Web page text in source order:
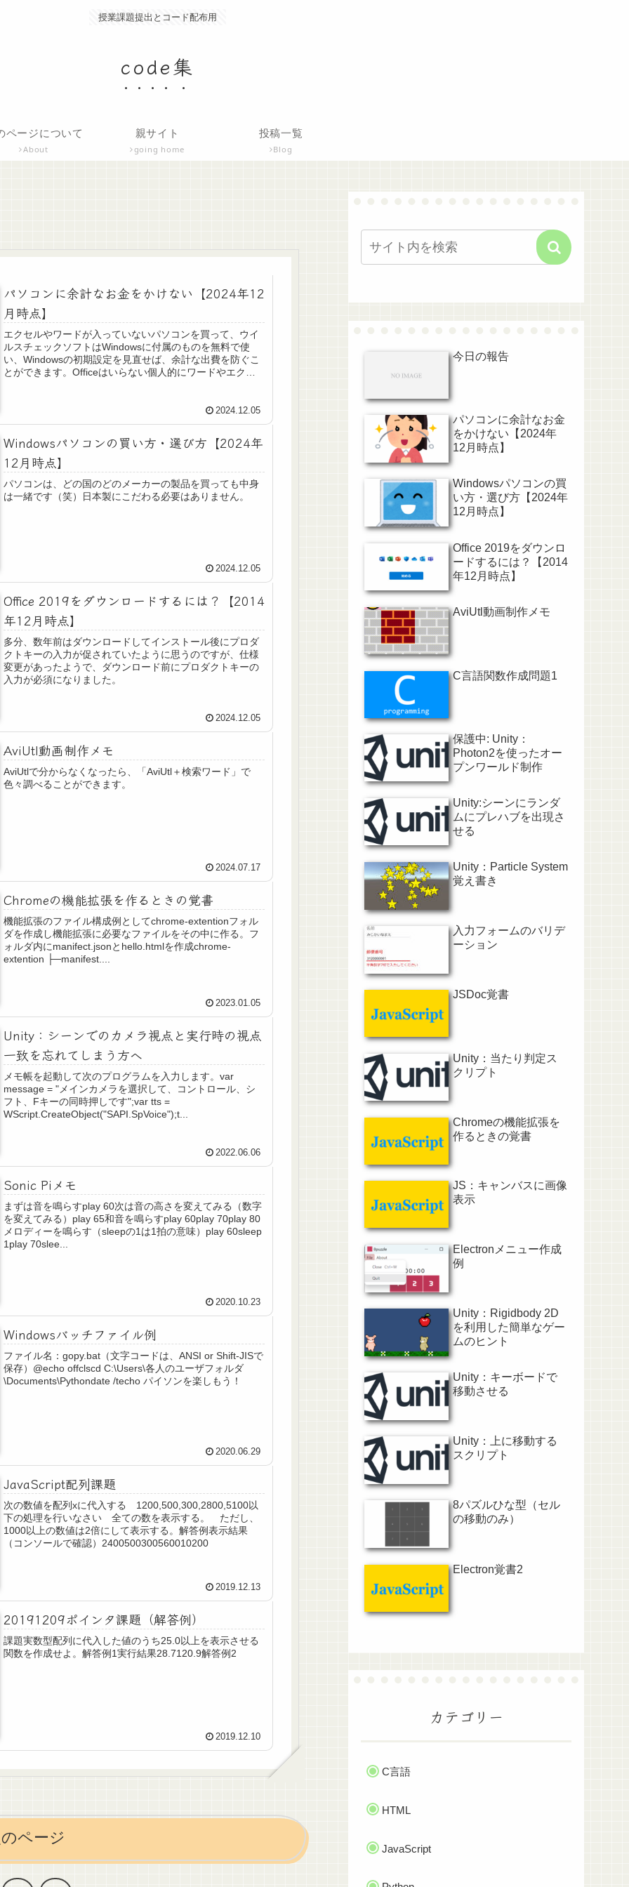
授業課題提出とコード配布用
code集
ページについて
About
親サイト
going home
投稿一覧
Blog
パソコンに余計なお金をかけない【2024年12
月時点】
エクセルやワードが入っていないパソコンを買って、ウイ
ルスチェックソフトはWindowsに付属のものを無料で使
い、Windowsの初期設定を見直せば、余計な出費を防ぐこ
とができます。Officeはいらない個人的にワードやエクセ
2024.12.05
Windowsパソコンの買い方・選び方【2024年
12月時点】
パソコンは、どの国のどのメーカーの製品を買っても中身
は一緒です（笑）日本製にこだわる必要はありません。
2024.12.05
Office 2019をダウンロードするには？【2014
年12月時点】
多分、数年前はダウンロードしてインストール後にプロダ
クトキーの入力が促されていたように思うのですが、仕様
変更があったようで、ダウンロード前にプロダクトキーの
入力が必須になりました。
2024.12.05
AviUtl動画制作メモ
AviUtlで分からなくなったら、「AviUtl＋検索ワード」で
色々調べることができます。
2024.07.17
Chromeの機能拡張を作るときの覚書
機能拡張のファイル構成例としてchrome-extentionフォル
ダを作成し機能拡張に必要なファイルをその中に作る。フ
ォルダ内にmanifect.jsonとhello.htmlを作成chrome-
extention ├─manifest....
2023.01.05
Unity：シーンでのカメラ視点と実行時の視点
一致を忘れてしまう方へ
メモ帳を起動して次のプログラムを入力します。var
message = "メインカメラを選択して、コントロール、シ
フト、Fキーの同時押しです";var tts =
WScript.CreateObject("SAPI.SpVoice");t...
2022.06.06
Sonic Piメモ
まずは音を鳴らすplay 60次は音の高さを変えてみる（数字
を変えてみる）play 65和音を鳴らすplay 60play 70play 80
メロディーを鳴らす（sleepの1は1拍の意味）play 60sleep
1play 70slee...
2020.10.23
Windowsバッチファイル例
ファイル名：gopy.bat（文字コードは、ANSI or Shift-JISで
保存）@echo offclscd C:\Users\各人のユーザフォルダ
\Documents\Pythondate /techo パイソンを楽しもう！
2020.06.29
JavaScript配列課題
次の数値を配列xに代入する 1200,500,300,2800,5100以
下の処理を行いなさい 全ての数を表示する。 ただし、
1000以上の数値は2倍にして表示する。解答例表示結果
（コンソールで確認）2400500300560010200
2019.12.13
20191209ポインタ課題（解答例）
課題実数型配列に代入した値のうち25.0以上を表示させる
関数を作成せよ。解答例1実行結果28.7120.9解答例2
2019.12.10
ページ
今日の報告
パソコンに余計なお金
をかけない【2024年
12月時点】
Windowsパソコンの買
い方・選び方【2024年
12月時点】
Office 2019をダウンロ
ードするには？【2014
年12月時点】
AviUtl動画制作メモ
C言語関数作成問題1
保護中: Unity：
Photon2を使ったオー
プンワールド制作
Unity:シーンにランダ
ムにプレハブを出現さ
せる
Unity：Particle System
覚え書き
入力フォームのバリデ
ーション
JSDoc覚書
Unity：当たり判定ス
クリプト
Chromeの機能拡張を
作るときの覚書
JS：キャンバスに画像
表示
Electronメニュー作成
例
Unity：Rigidbody 2D
を利用した簡単なゲー
ムのヒント
Unity：キーボードで
移動させる
Unity：上に移動する
スクリプト
8パズルひな型（セル
の移動のみ）
Electron覚書2
カテゴリー
C言語
HTML
JavaScript